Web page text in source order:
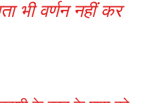
भी वर्णन नहीं कर